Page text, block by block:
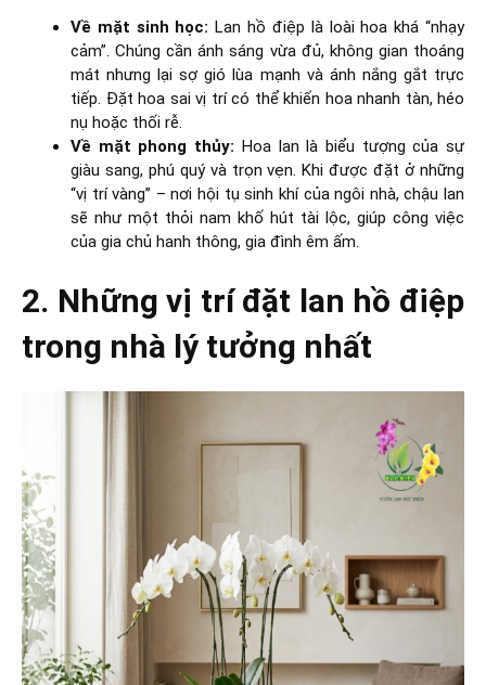
Về mặt sinh học: Lan hồ điệp là loài hoa khá “nhạy
cảm”. Chúng cần ánh sáng vừa đủ, không gian thoáng
mát nhưng lại sợ gió lùa mạnh và ánh nắng gắt trực
tiếp. Đặt hoa sai vị trí có thể khiến hoa nhanh tàn, héo
nụ hoặc thối rễ.
Về mặt phong thủy: Hoa lan là biểu tượng của sự
giàu sang, phú quý và trọn vẹn. Khi được đặt ở những
“vị trí vàng” – nơi hội tụ sinh khí của ngôi nhà, chậu lan
sẽ như một thỏi nam khố hút tài lộc, giúp công việc
của gia chủ hanh thông, gia đình êm ấm.
2. Những vị trí đặt lan hồ điệp
trong nhà lý tưởng nhất